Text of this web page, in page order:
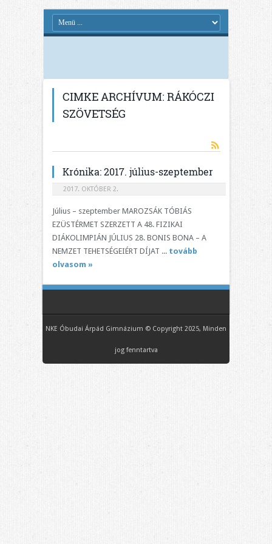
CIMKE ARCHÍVUM: RÁKÓCZI
SZÖVETSÉG
Krónika: 2017. július-szeptember
2017. OKTÓBER 2.
Július – szeptember MAROZSÁK TÓBIÁS
EZÜSTÉRMET SZERZETT A 48. FIZIKAI
DIÁKOLIMPIÁN JÚLIUS 28. BONIS BONA – A
NEMZET TEHETSÉGEIÉRT DÍJAT ... tovább
olvasom »
NKE Óbudai Árpád Gimnázium © Copyright 2025, Minden
jog fenntartva